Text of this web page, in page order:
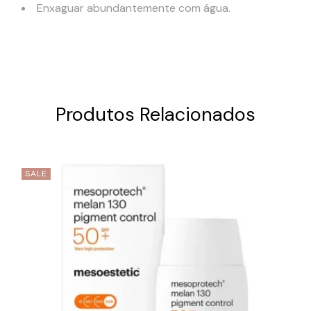
Enxaguar abundantemente com água.
Produtos Relacionados
SALE